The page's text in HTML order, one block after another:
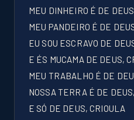
MEU DINHEIRO É DE
MEU PANDEIRO É DE
EU SOU ESCRAVO DE
E ÉS MUCAMA DE DEUS,
MEU TRABALHO É DE
NOSSA TERRA É DE
E SÓ DE DEUS, CRIOULA